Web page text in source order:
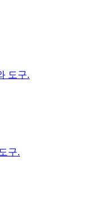
도구.
구.